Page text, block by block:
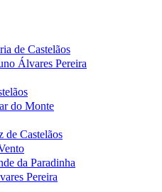
de Castelãos
Álvares Pereira
do Monte
de Castelãos
da Paradinha
Pereira